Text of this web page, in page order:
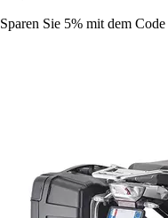
Sparen Sie 5% mit dem Code